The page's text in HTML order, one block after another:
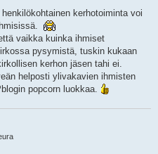
kerhotoiminta voi
vaikka kuinka ihmiset
pysymistä, tuskin kukaan
kerhon jäsen tahi ei.
helposti ylivakavien ihmisten
popcorn luokkaa.